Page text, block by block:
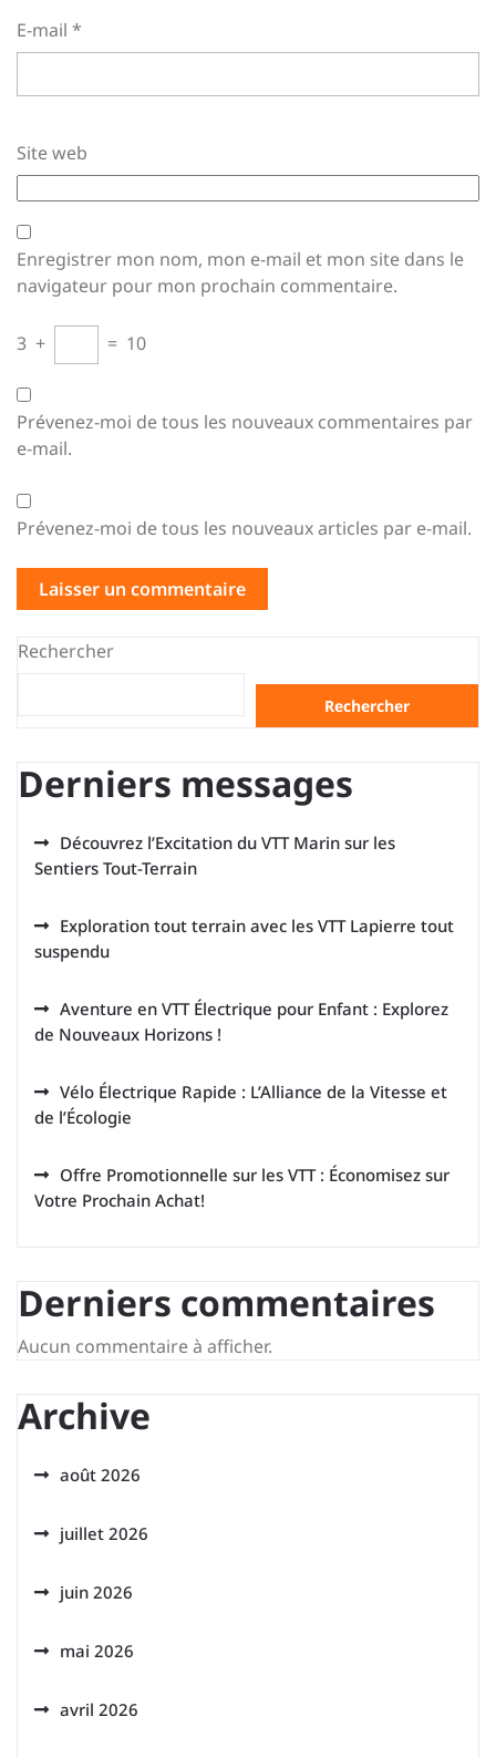
E-mail *
Site web
Enregistrer mon nom, mon e-mail et mon site dans le
navigateur pour mon prochain commentaire.
3 + = 10
Prévenez-moi de tous les nouveaux commentaires par
e-mail.
Prévenez-moi de tous les nouveaux articles par e-mail.
Rechercher
Rechercher
Derniers messages
Découvrez l’Excitation du VTT Marin sur les
Sentiers Tout-Terrain
Exploration tout terrain avec les VTT Lapierre tout
suspendu
Aventure en VTT Électrique pour Enfant : Explorez
de Nouveaux Horizons !
Vélo Électrique Rapide : L’Alliance de la Vitesse et
de l’Écologie
Offre Promotionnelle sur les VTT : Économisez sur
Votre Prochain Achat!
Derniers commentaires
Aucun commentaire à afficher.
Archive
août 2026
juillet 2026
juin 2026
mai 2026
avril 2026